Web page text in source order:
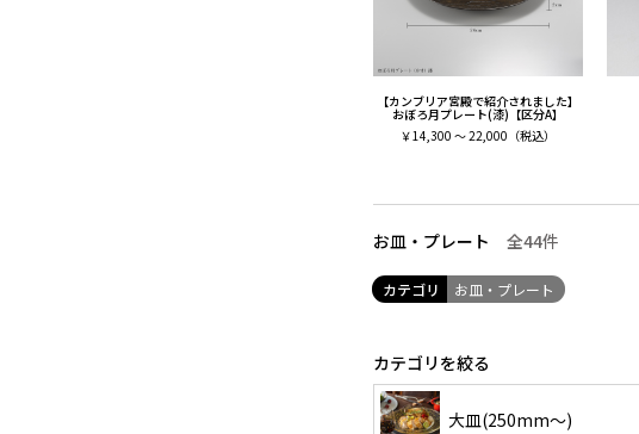
【カンブリア宮殿で紹介されました】
おぼろ月プレート(漆)【区分A】
￥14,300 ～ 22,000 （税込）
お皿・プレート 全44件
カテゴリ お皿・プレート
カテゴリを絞る
大皿(250mm〜)